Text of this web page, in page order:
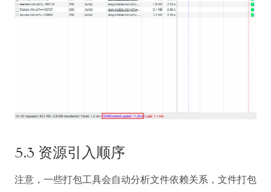
5.3 资源引入顺序
注意，一些打包工具会自动分析文件依赖关系，文件打包